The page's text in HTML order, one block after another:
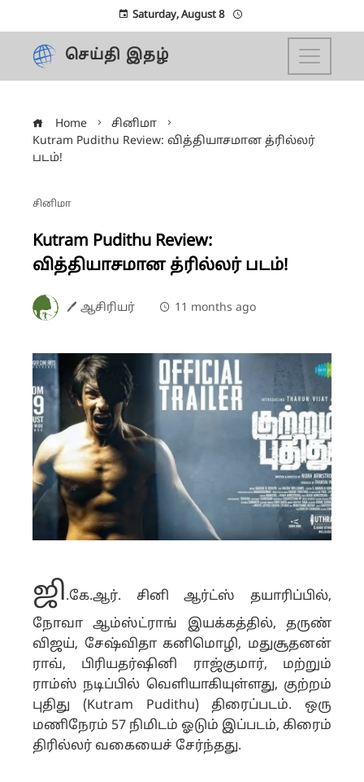
Saturday, August 8
செய்தி இதழ்
Home
சினிமா
Kutram Pudithu Review: வித்தியாசமான த்ரில்லர்
படம்!
சினிமா
Kutram Pudithu Review:
வித்தியாசமான த்ரில்லர் படம்!
🖊 ஆசிரியர் 11 months ago
ஜி.கே.ஆர். சினி ஆர்ட்ஸ் தயாரிப்பில்,
நோவா ஆம்ஸ்ட்ராங் இயக்கத்தில், தருண்
விஜய், சேஷ்விதா கனிமொழி, மதுசூதனன்
ராவ், பிரியதர்ஷினி ராஜ்குமார், மற்றும்
ராம்ஸ் நடிப்பில் வெளியாகியுள்ளது, குற்றம்
புதிது (Kutram Pudithu) திரைப்படம். ஒரு
மணிநேரம் 57 நிமிடம் ஓடும் இப்படம், கிரைம்
திரில்லர் வகையைச் சேர்ந்தது.